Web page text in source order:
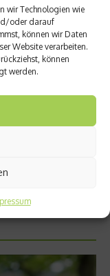
wir Technologien wie
oder darauf
können wir Daten
Website verarbeiten.
können
werden.
sollte ich kaufen?